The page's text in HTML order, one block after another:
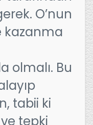
O’nun
kazanma
olmalı. Bu
tabii ki
tepki